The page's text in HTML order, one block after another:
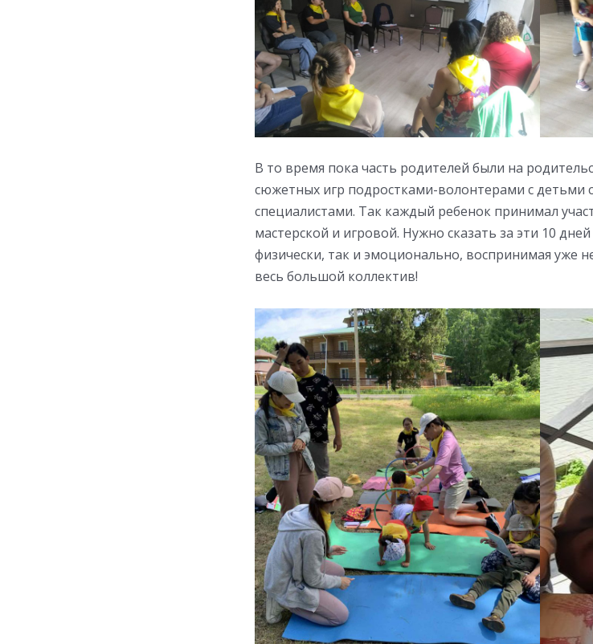
В то время пока часть родителей были на
сюжетных игр подростками-волонтерами с детьми
специалистами. Так каждый ребенок принимал
мастерской и игровой. Нужно сказать за эти 10
физически, так и эмоционально, воспринимая уже
весь большой коллектив!